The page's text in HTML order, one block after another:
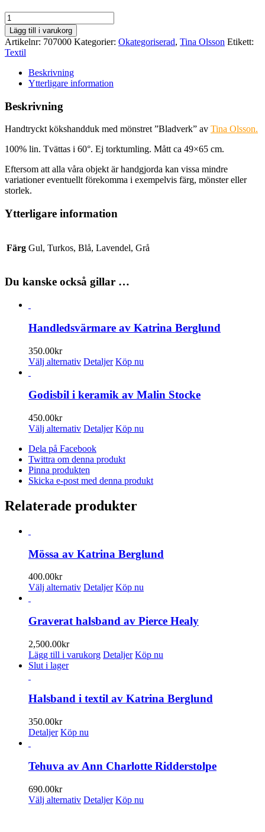
Handtryckt
kökshandduk
av
Tina
Olsson
mängd
Lägg till i varukorg
Artikelnr: 707000 Kategorier: Okategoriserad, Tina Olsson Etikett:
Textil
Beskrivning
Ytterligare information
Beskrivning
Handtryckt kökshandduk med mönstret ”Bladverk” av Tina Olsson.
100% lin. Tvättas i 60°. Ej torktumling. Mått ca 49×65 cm.
Eftersom att alla våra objekt är handgjorda kan vissa mindre
variationer eventuellt förekomma i exempelvis färg, mönster eller
storlek.
Ytterligare information
Färg Gul, Turkos, Blå, Lavendel, Grå
Du kanske också gillar …
Handledsvärmare av Katrina Berglund
350.00kr
Välj alternativ Den
har
De
olika
alternativen
kan
väljas
på
produktsidan
Detaljer Köp nu
Godisbil i keramik av Malin Stocke
450.00kr
Välj alternativ Den
produkten
har
flera
varianter.
olika
alternativen
produktsidan
Detaljer Köp nu
Dela på Facebook
Twittra om denna produkt
Pinna produkten
Skicka e-post med denna produkt
Relaterade produkter
Mössa av Katrina Berglund
400.00kr
Välj alternativ Den
har
flera
De
olika
väljas
på
Detaljer Köp nu
Graverat halsband av Pierce Healy
2,500.00kr
Lägg till i varukorg Detaljer Köp nu
Slut i lager
Halsband i textil av Katrina Berglund
350.00kr
Detaljer Köp nu
Tehuva av Ann Charlotte Ridderstolpe
690.00kr
Välj alternativ Den
Detaljer Köp nu